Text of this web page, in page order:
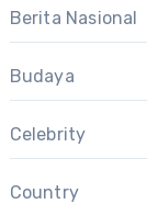
Berita Nasional
Budaya
Celebrity
Country